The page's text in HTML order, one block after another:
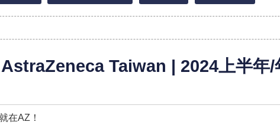
AstraZeneca Taiwan | 2024上半年
在AZ！